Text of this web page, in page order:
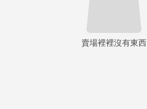
賣場裡裡沒有東西